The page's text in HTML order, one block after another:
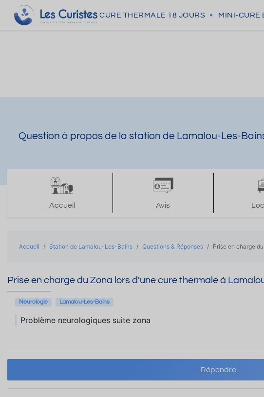
CURE THERMALE 18 JOURS MINI-CURE
Question à propos de la station de Lamalou-Les-
Accueil Avis
Accueil Station de Lamalou-Les-Bains Questions & Réponses Prise en charge
Prise en charge du Zona lors d'une cure thermale à
Neurologie Lamalou-Les-Bains
Problème neurologiques suite zona
Répondre